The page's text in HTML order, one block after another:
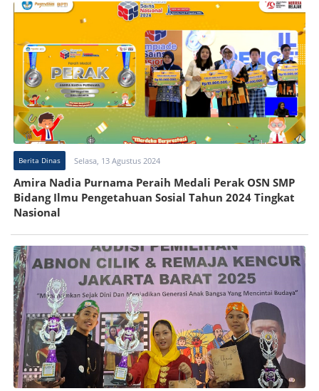
Berita Dinas Selasa, 13 Agustus 2024
Amira Nadia Purnama Peraih Medali Perak OSN SMP
Bidang Ilmu Pengetahuan Sosial Tahun 2024 Tingkat
Nasional